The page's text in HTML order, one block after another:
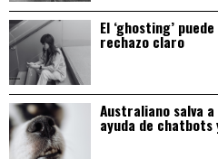
El ‘ghosting’
rechazo claro
Australiano salva
ayuda de